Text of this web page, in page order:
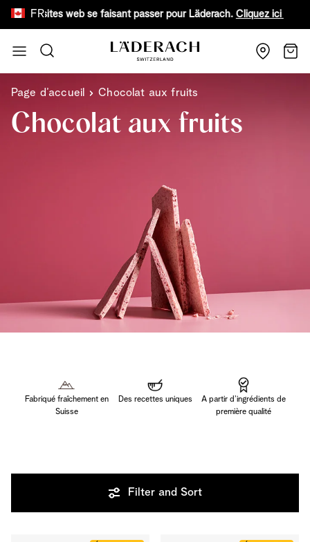
FR
sites web se faisant passer pour Läderach.Cliquez ici pour en
Recherche
Page d’accueil Chocolat aux fruits
Chocolat aux fruits
Fabriqué fraîchement en
Suisse
Des recettes uniques
A partir d’ingrédients de
première qualité
Filter and Sort